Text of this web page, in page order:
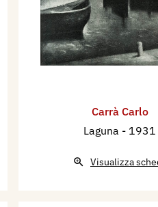
Carrà Carlo
Laguna - 1931
Visualizza